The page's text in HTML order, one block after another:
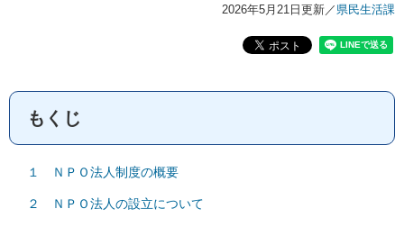
2026年5月21日更新／ 県民生活課
もくじ
１ ＮＰＯ法人制度の概要
２ ＮＰＯ法人の設立について